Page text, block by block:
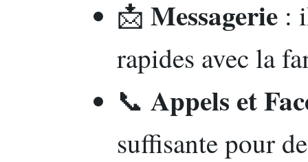
📩 Messagerie :
rapides avec la
📞 Appels et
suffisante pour